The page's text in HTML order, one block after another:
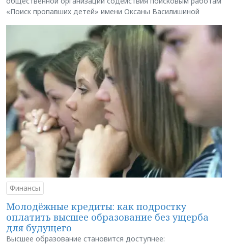
«Поиск пропавших детей» имени Оксаны Василишиной
Финансы
Молодёжные кредиты: как подростку
оплатить высшее образование без ущерба
для будущего
Высшее образование становится доступнее: